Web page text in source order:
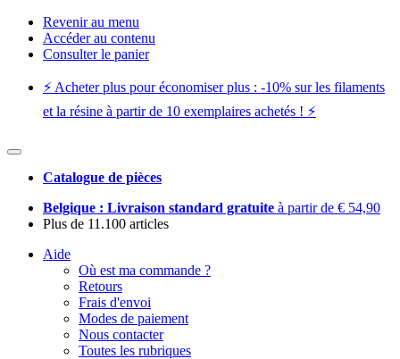
Revenir au menu
Accéder au contenu
Consulter le panier
⚡️ Acheter plus pour économiser plus : -10% sur les filaments
et la résine à partir de 10 exemplaires achetés ! ⚡️
Catalogue de pièces
Belgique : Livraison standard gratuite à partir de € 54,90
Plus de 11.100 articles
Aide
Où est ma commande ?
Retours
Frais d'envoi
Modes de paiement
Nous contacter
Toutes les rubriques